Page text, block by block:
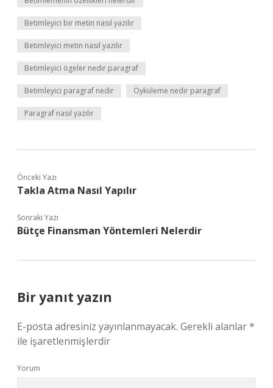
Betimleyici bir metin nasıl yazılır
Betimleyici metin nasıl yazılır
Betimleyici ögeler nedir paragraf
Betimleyici paragraf nedir Öyküleme nedir paragraf
Paragraf nasıl yazılır
Önceki Yazı
Takla Atma Nasıl Yapılır
Sonraki Yazı
Bütçe Finansman Yöntemleri Nelerdir
Bir yanıt yazın
E-posta adresiniz yayınlanmayacak. Gerekli alanlar*
ile işaretlenmişlerdir
Yorum